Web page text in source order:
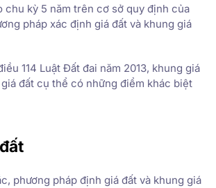
chu kỳ 5 năm trên cơ sở quy định của
pháp xác định giá đất và khung giá
114 Luật Đất đai năm 2013, khung giá
đất cụ thể có những điểm khác biệt
phương pháp định giá đất và khung giá